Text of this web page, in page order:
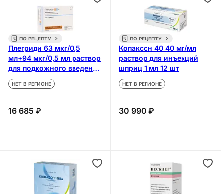
ПО РЕЦЕПТУ
Плегриди 63 мкг/0,5
мл+94 мкг/0,5 мл раствор
для подкожного введения
шприц 0,5 мл 2 шт
НЕТ В РЕГИОНЕ
16 685 ₽
ПО РЕЦЕПТУ
Копаксон 40 40 мг/мл
раствор для инъекций
шприц 1 мл 12 шт
НЕТ В РЕГИОНЕ
30 990 ₽